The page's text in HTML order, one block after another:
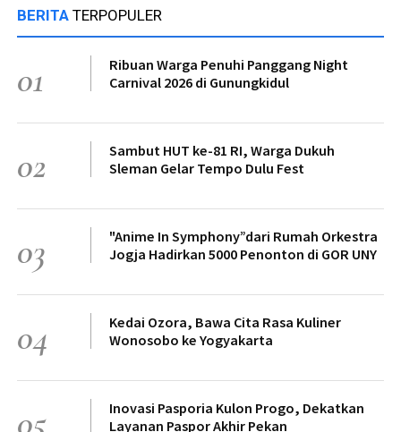
BERITA TERPOPULER
01
Ribuan Warga Penuhi Panggang Night
Carnival 2026 di Gunungkidul
02
Sambut HUT ke-81 RI, Warga Dukuh
Sleman Gelar Tempo Dulu Fest
03
"Anime In Symphony”dari Rumah Orkestra
Jogja Hadirkan 5000 Penonton di GOR UNY
04
Kedai Ozora, Bawa Cita Rasa Kuliner
Wonosobo ke Yogyakarta
05
Inovasi Pasporia Kulon Progo, Dekatkan
Layanan Paspor Akhir Pekan